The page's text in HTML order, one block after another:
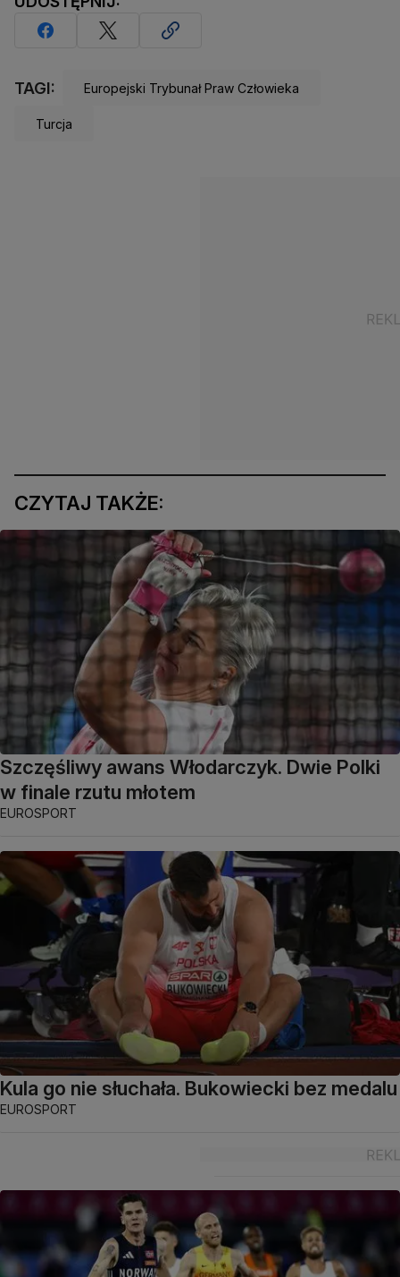
TAGI: Europejski Trybunał Praw Człowieka
Turcja
CZYTAJ TAKŻE:
Szczęśliwy awans Włodarczyk. Dwie Polki
w finale rzutu młotem
EUROSPORT
Kula go nie słuchała. Bukowiecki bez medalu
EUROSPORT